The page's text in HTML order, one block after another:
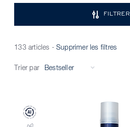
FILTRER
133 articles -Supprimer les filtres
Trier par